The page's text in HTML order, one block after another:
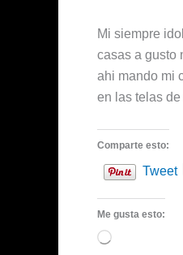
Mi siempre
casas a gusto
ahi mando mi
en las telas
Comparte esto:
Tweet
Me gusta esto:
Cargando...